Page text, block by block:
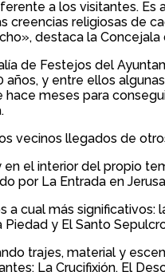
a los visitantes.
religiosas de
destaca la
de Festejos del
y entre ellos
meses para
vecinos llegados de
el interior del propio
por La Entrada en
cual más significativos:
Piedad y El Santo
trajes, material y
La Crucifixión, El